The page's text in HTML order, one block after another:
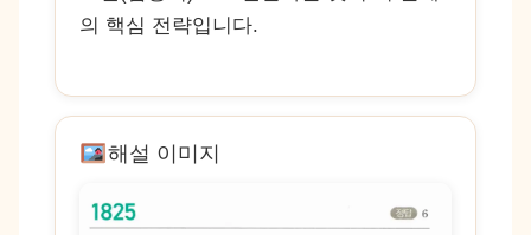
의 핵심 전략입니다.
해설 이미지